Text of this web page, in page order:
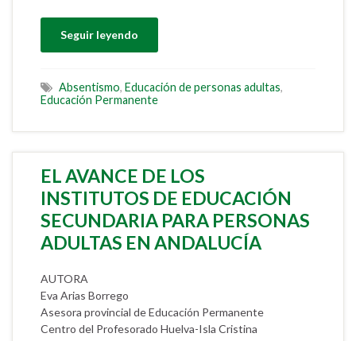
Seguir leyendo
Absentismo, Educación de personas adultas,
Educación Permanente
EL AVANCE DE LOS
INSTITUTOS DE EDUCACIÓN
SECUNDARIA PARA PERSONAS
ADULTAS EN ANDALUCÍA
AUTORA
Eva Arias Borrego
Asesora provincial de Educación Permanente
Centro del Profesorado Huelva-Isla Cristina